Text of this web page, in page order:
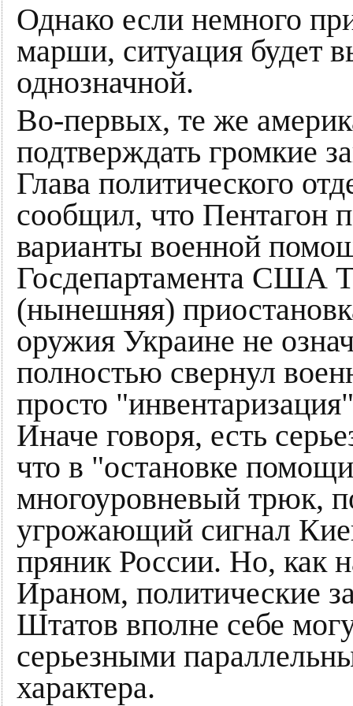
Однако если немного
марши, ситуация будет
однозначной.
Во-первых, те же
подтверждать громкие
Глава политического
сообщил, что Пентагон
варианты военной
Госдепартамента США
(нынешняя)
оружия Украине не
полностью свернул
просто
Иначе говоря, есть
что в "остановке
многоуровневый трюк,
угрожающий сигнал
пряник России. Но, как
Ираном, политические
Штатов вполне себе
серьезными
характера.